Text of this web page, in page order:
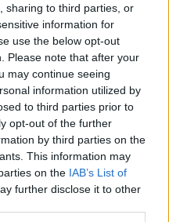
sharing to third parties, or
information for
use the below opt-out
Please note that after your
may continue seeing
information utilized by
to third parties prior to
opt-out of the further
by third parties on the
This information may
on the IAB’s List of
further disclose it to other
dhe pasaktësi
përballet me vapë
termometri arrin
Celsius